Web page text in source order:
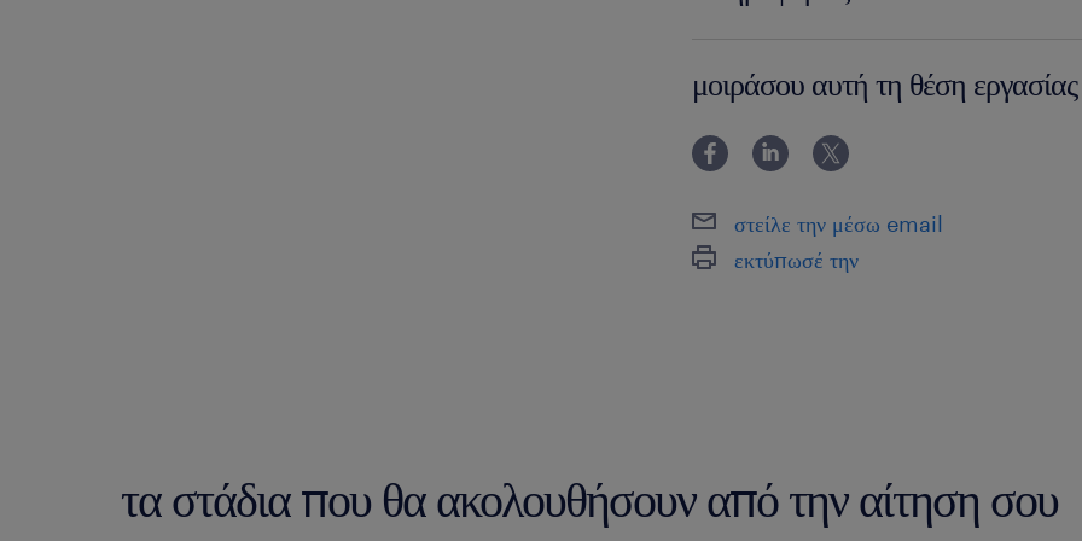
Θα λειτουργεί αποτελεσματικά με τα
να εξασφαλίζει ότι ο χώρος, τα
αποθηκευτικοί χώροι του
Ικανότητα τήρησης των προθεσμιών και
στο +30 6940435727 ζητώντας την
09:00 εως 17:00
ισότιμης μεταχείρισης, θα αξιολογήσουμε
υποβάλλονται μέσω του site μας. Μετά τη
μοιράσου αυτή τη θέση εργασίας
στείλε την μέσω email
εκτύπωσέ την
τα στάδια που θα ακολουθήσουν από την αίτηση σου